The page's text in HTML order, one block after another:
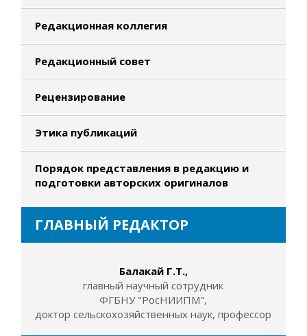
Редакционная коллегия
Редакционный совет
Рецензирование
Этика публикаций
Порядок представления в редакцию и
подготовки авторских оригиналов
ГЛАВНЫЙ РЕДАКТОР
Балакай Г.Т.,
главный научный сотрудник
ФГБНУ "РосНИИПМ",
доктор сельскохозяйственных наук, профессор